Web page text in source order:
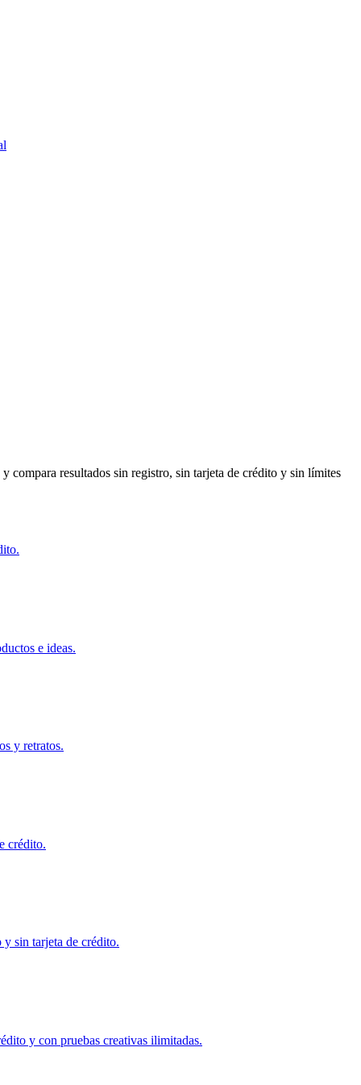
compara resultados sin registro, sin tarjeta de crédito y sin límites
e ideas.
y retratos.
crédito.
sin tarjeta de crédito.
y con pruebas creativas ilimitadas.